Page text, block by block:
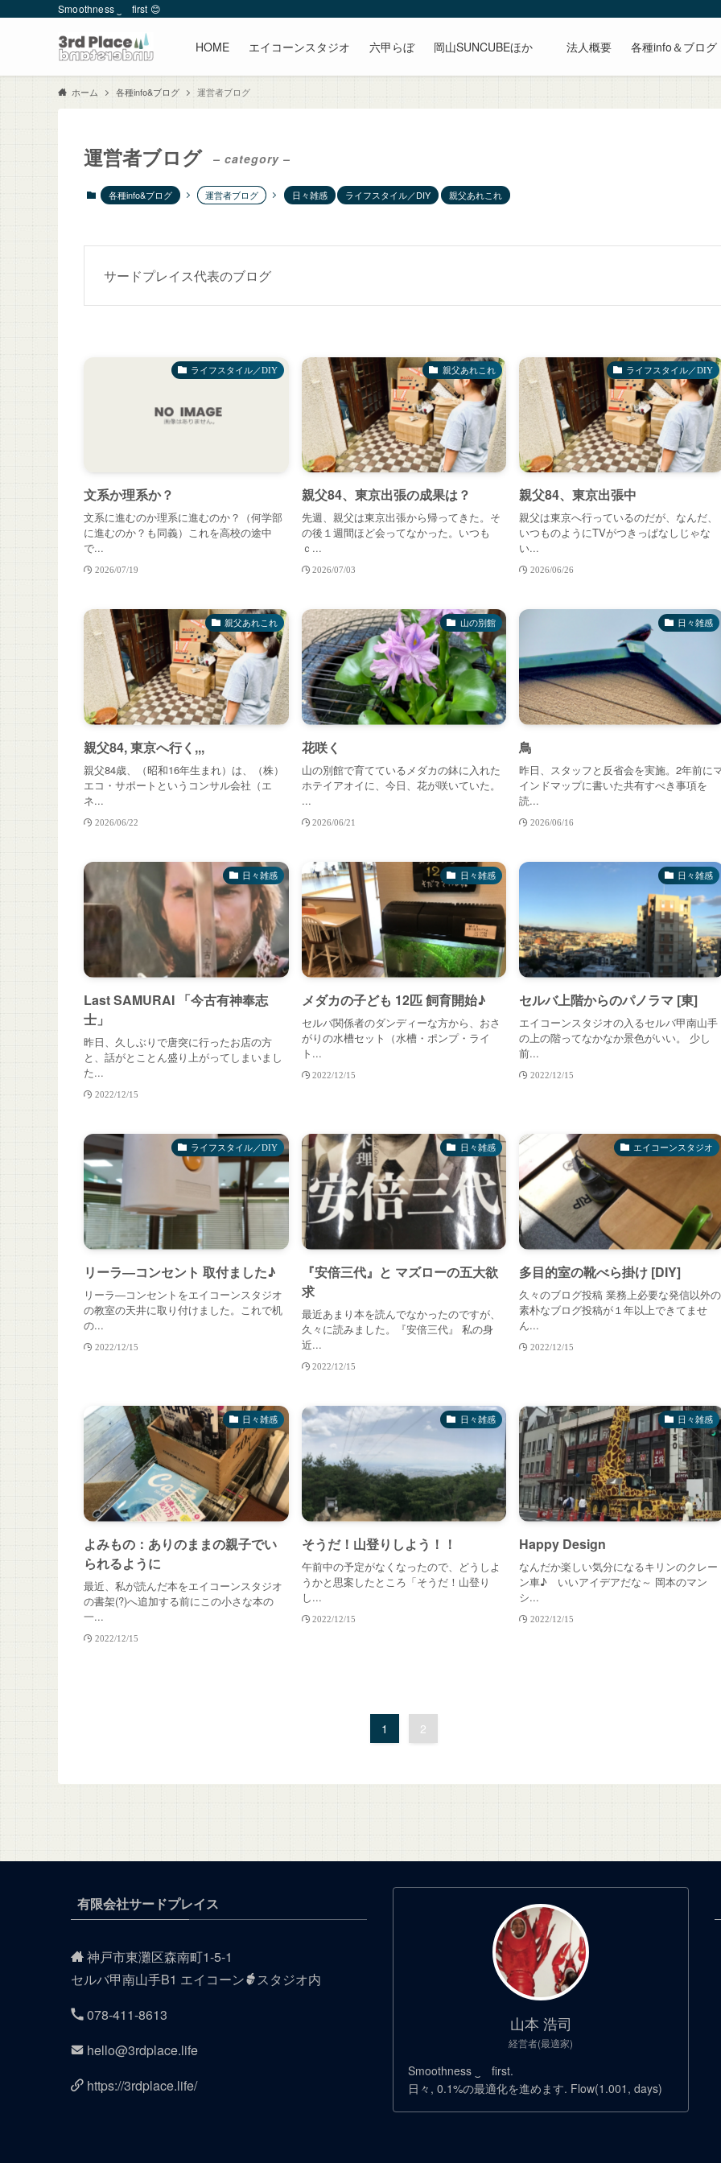
Smoothness ‿ first 😊
HOME エイコーンスタジオ 六甲らぼ 岡山SUNCUBEほか 法人概要 各種info＆ブログ
ホーム 各種info&ブログ 運営者ブログ
運営者ブログ – category –
各種info&ブログ 運営者ブログ 日々雑感 ライフスタイル／DIY 親父あれこれ
サードプレイス代表のブログ
ライフスタイル／DIY
文系か理系か？
文系に進むのか理系に進むのか？（何学部
に進むのか？も同義）これを高校の途中
で...
2026/07/19
親父あれこれ
親父84、東京出張の成果は？
先週、親父は東京出張から帰ってきた。そ
の後１週間ほど会ってなかった。いつも
ｃ...
2026/07/03
ライフスタイル／DIY
親父84、東京出張中
親父は東京へ行っているのだが、なんだ、
いつものようにTVがつきっぱなしじゃな
い...
2026/06/26
親父あれこれ
親父84, 東京へ行く,,,
親父84歳、（昭和16年生まれ）は、（株）
エコ・サポートというコンサル会社（エ
ネ...
2026/06/22
山の別館
花咲く
山の別館で育てているメダカの鉢に入れた
ホテイアオイに、今日、花が咲いていた。
...
2026/06/21
日々雑感
鳥
昨日、スタッフと反省会を実施。2年前に
インドマップに書いた共有すべき事項を
読...
2026/06/16
日々雑感
Last SAMURAI 「今古有神奉志
士」
昨日、久しぶりで唐突に行ったお店の方
と、話がとことん盛り上がってしまいまし
た...
2022/12/15
日々雑感
メダカの子ども 12匹 飼育開始♪
セルバ関係者のダンディーな方から、おさ
がりの水槽セット（水槽・ポンプ・ライ
ト...
2022/12/15
日々雑感
セルバ上階からのパノラマ [東]
エイコーンスタジオの入るセルバ甲南山手
の上の階ってなかなか景色がいい。 少し
前...
2022/12/15
ライフスタイル／DIY
リーラ―コンセント 取付ました♪
リーラ―コンセントをエイコーンスタジオ
の教室の天井に取り付けました。これで机
の...
2022/12/15
日々雑感
『安倍三代』と マズローの五大欲
求
最近あまり本を読んでなかったのですが、
久々に読みました。『安倍三代』 私の身
近...
2022/12/15
エイコーンスタジオ
多目的室の靴べら掛け [DIY]
久々のブログ投稿 業務上必要な発信以外の
素朴なブログ投稿が１年以上できてませ
ん...
2022/12/15
日々雑感
よみもの：ありのままの親子でい
られるように
最近、私が読んだ本をエイコーンスタジオ
の書架(?)へ追加する前にこの小さな本の
一...
2022/12/15
日々雑感
そうだ！山登りしよう！！
午前中の予定がなくなったので、どうしよ
うかと思案したところ「そうだ！山登り
し...
2022/12/15
日々雑感
Happy Design
なんだか楽しい気分になるキリンのクレー
ン車♪ いいアイデアだな～ 岡本のマン
シ...
2022/12/15
1 2
有限会社サードプレイス
神戸市東灘区森南町1-5-1
セルバ甲南山手B1 エイコーン
スタジオ内
078-411-8613
hello@3rdplace.life
https://3rdplace.life/
山本 浩司
経営者(最適家)
Smoothness ‿ first.
日々, 0.1%の最適化を進めます. Flow(1.001, days)